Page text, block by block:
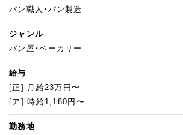
パン職人・パン製造
ジャンル
パン屋・ベーカリー
給与
[正] 月給23万円〜
[ア] 時給1,180円〜
勤務地